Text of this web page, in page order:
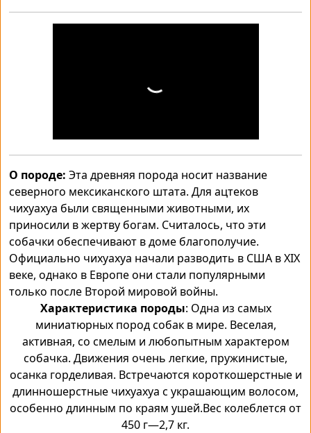
О породе: Эта древняя порода носит название
северного мексиканского штата. Для ацтеков
чихуахуа были священными животными, их
приносили в жертву богам. Считалось, что эти
собачки обеспечивают в доме благополучие.
Официально чихуахуа начали разводить в США в XIX
веке, однако в Европе они стали популярными
только после Второй мировой войны.
Характеристика породы: Одна из самых
миниатюрных пород собак в мире. Веселая,
активная, со смелым и любопытным характером
собачка. Движения очень легкие, пружинистые,
осанка горделивая. Встречаются короткошерстные и
длинношерстные чихуахуа с украшающим волосом,
особенно длинным по краям ушей.Вес колеблется от
450 г—2,7 кг.